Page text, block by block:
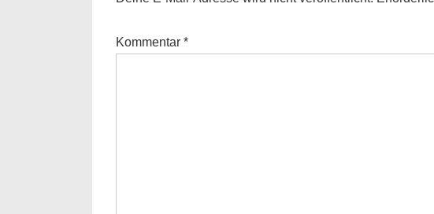
Kommentar *